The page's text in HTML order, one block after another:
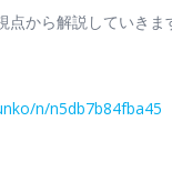
から解説していきま
n/n5db7b84fba45